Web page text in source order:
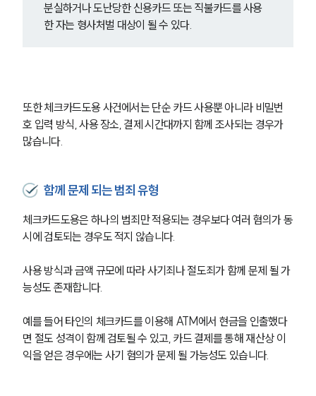
분실하거나 도난당한 신용카드 또는 직불카드를 사용
한 자는 형사처벌 대상이 될 수 있다.
또한 체크카드도용 사건에서는 단순 카드 사용뿐 아니라 비밀번
호 입력 방식, 사용 장소, 결제 시간대까지 함께 조사되는 경우가
많습니다.
함께 문제 되는 범죄 유형
체크카드도용은 하나의 범죄만 적용되는 경우보다 여러 혐의가 동
시에 검토되는 경우도 적지 않습니다.
사용 방식과 금액 규모에 따라 사기죄나 절도죄가 함께 문제 될 가
능성도 존재합니다.
예를 들어 타인의 체크카드를 이용해 ATM에서 현금을 인출했다
면 절도 성격이 함께 검토될 수 있고, 카드 결제를 통해 재산상 이
익을 얻은 경우에는 사기 혐의가 문제 될 가능성도 있습니다.